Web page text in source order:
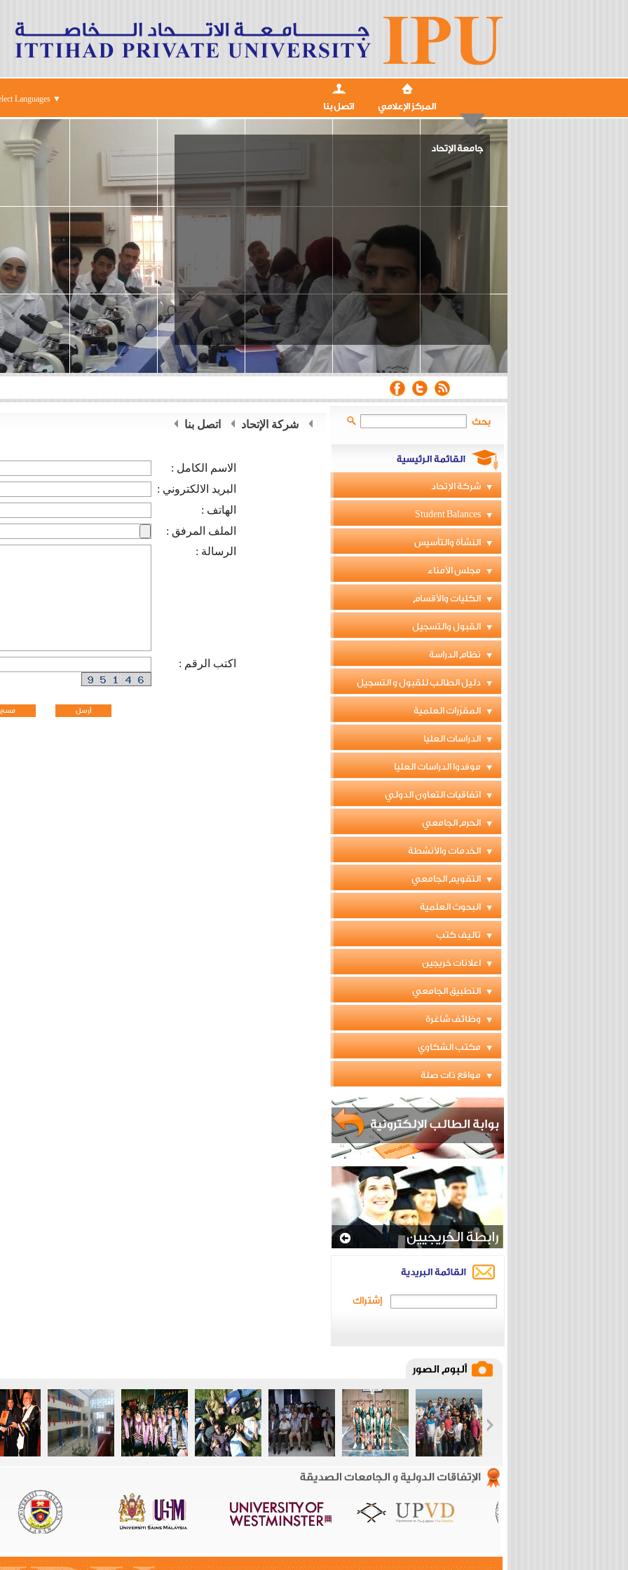
المركز الإعلامي اتصل بنا
Languages ▼
جامعة الإتحاد
بحث
شركة الإتحاد
Student Balances
النشأة والتأسيس
مجلس الأمناء
الكليات والأقسام
القبول والتسجيل
نظام الدراسة
دليل الطالب للقبول و التسجيل
المقرّرات العلمية
الدراسات العليا
موفدوا الدراسات العليا
اتفاقيات التعاون الدولي
الحرم الجامعي
الخدمات والأنشطة
التقويم الجامعي
البحوث العلمية
تاليف كتب
اعلانات خريجين
التطبيق الجامعي
وظائف شاغرة
مكتب الشكاوي
مواقع ذات صلة
شركة الإتحاد اتصل بنا
الاسم الكامل :
البريد الالكتروني :
الهاتف :
الملف المرفق :
الرسالة :
اكتب الرقم :